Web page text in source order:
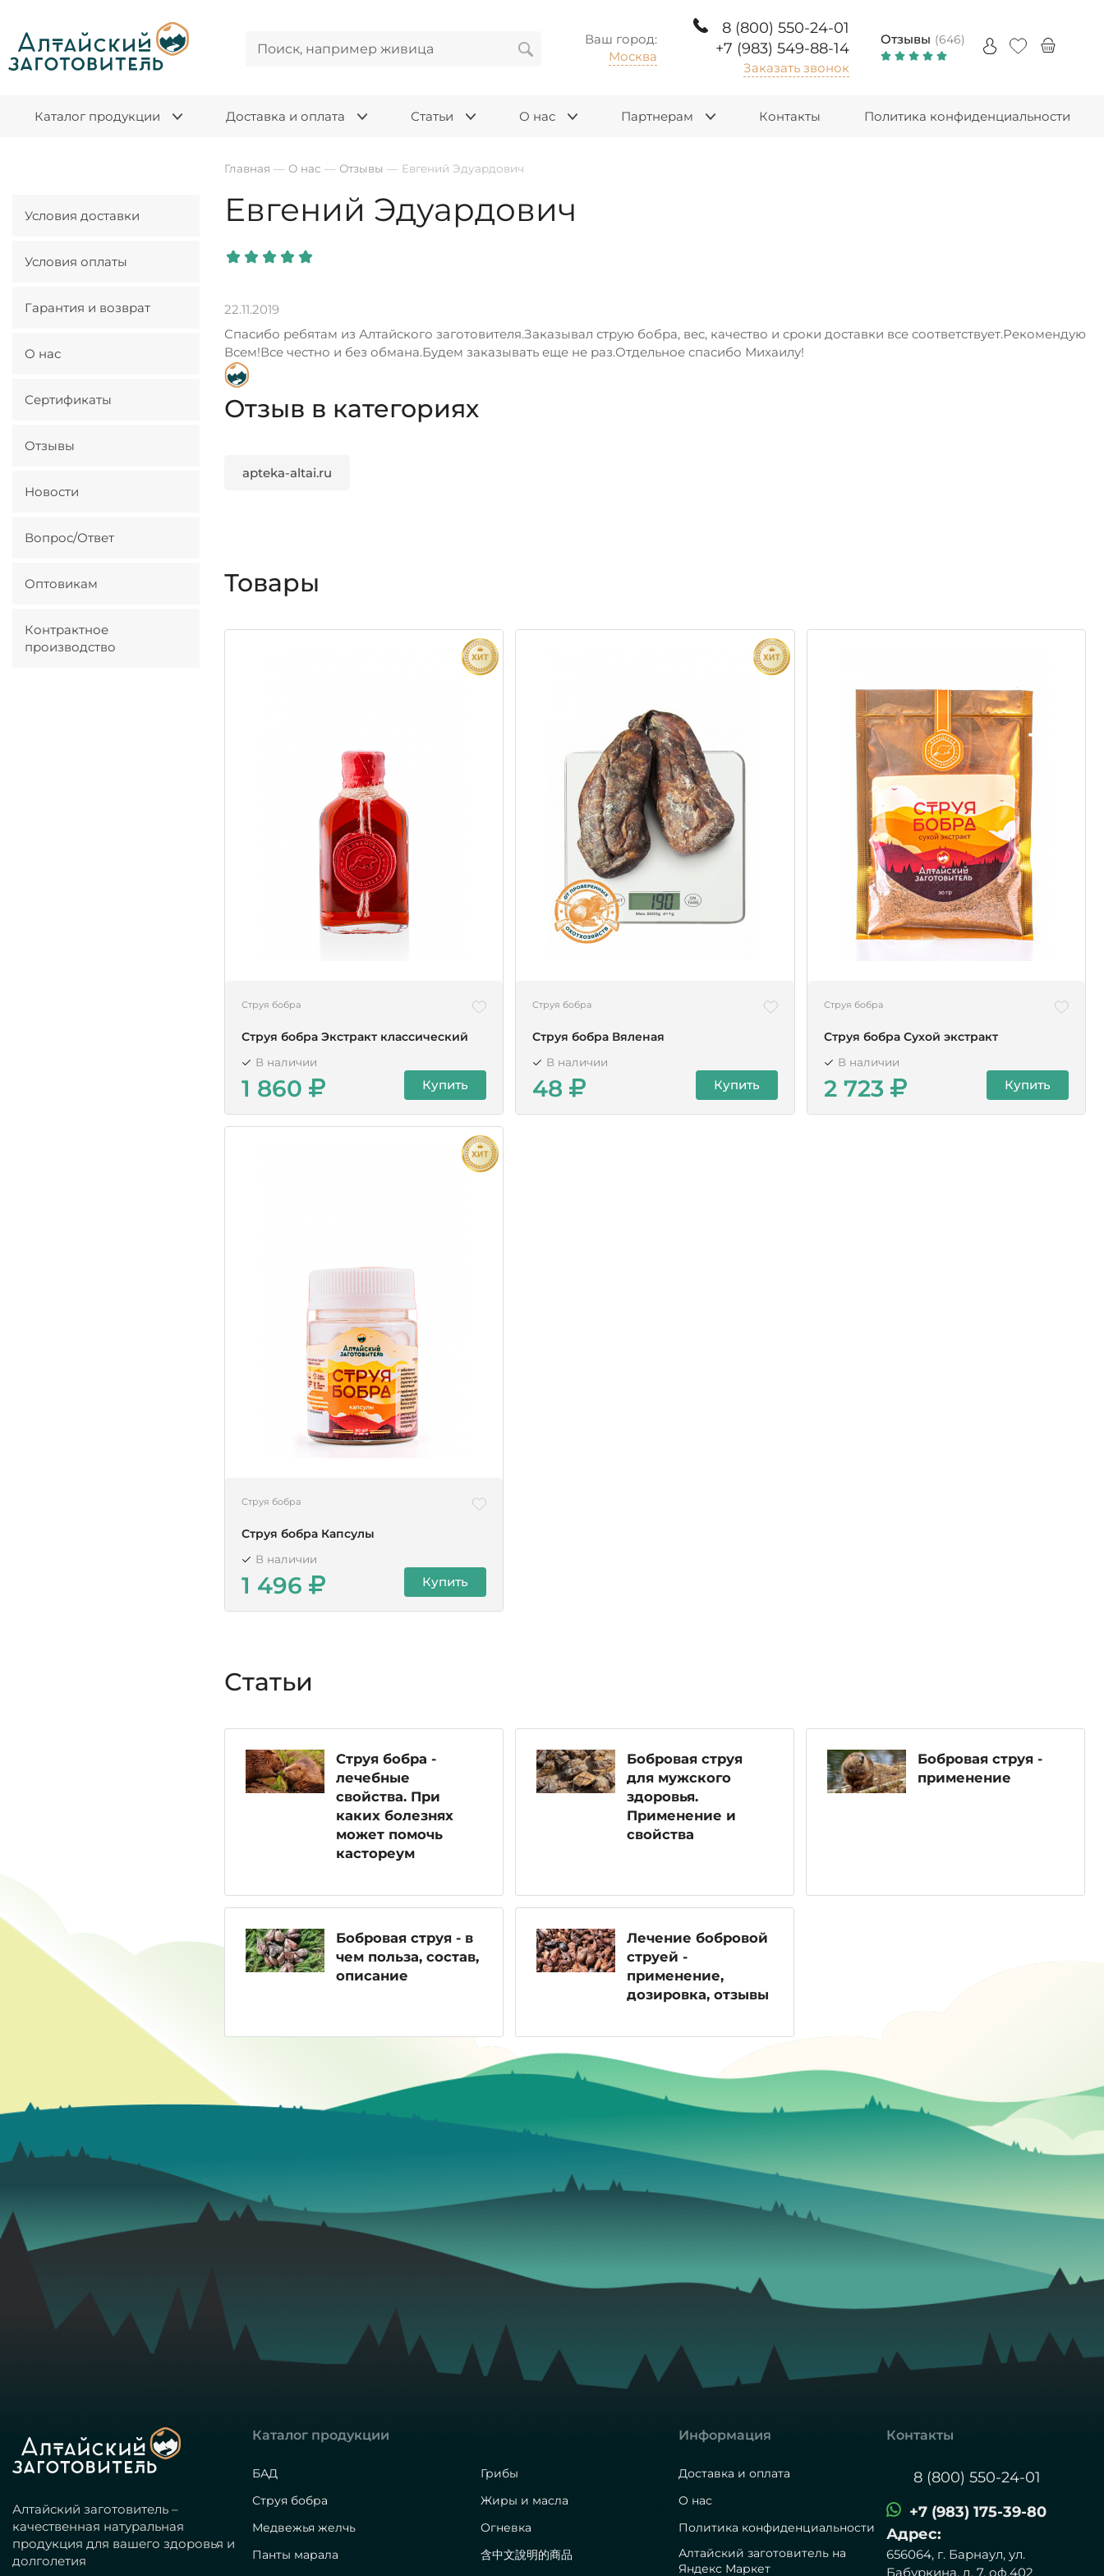
Ваш город:
Москва
8 (800) 550-24-01
+7 (983) 549-88-14
Заказать звонок
Отзывы (646)
Каталог продукции Доставка и оплата Статьи О нас Партнерам Контакты Политика конфиденциальности
Условия доставки
Условия оплаты
Гарантия и возврат
О нас
Сертификаты
Отзывы
Новости
Вопрос/Ответ
Оптовикам
Контрактное
производство
Главная — О нас — Отзывы — Евгений Эдуардович
Евгений Эдуардович
22.11.2019
Спасибо ребятам из Алтайского заготовителя.Заказывал струю бобра, вес, качество и сроки доставки все соответствует.Рекомендую
Всем!Все честно и без обмана.Будем заказывать еще не раз.Отдельное спасибо Михаилу!
Отзыв в категориях
apteka-altai.ru
Товары
Струя бобра
Струя бобра Экстракт классический
В наличии
1 860 Купить
Струя бобра
Струя бобра Вяленая
В наличии
48 Купить
Струя бобра
Струя бобра Сухой экстракт
В наличии
2 723 Купить
Струя бобра
Струя бобра Капсулы
В наличии
1 496 Купить
Статьи
Струя бобра -
лечебные
свойства. При
каких болезнях
может помочь
кастореум
Бобровая струя
для мужского
здоровья.
Применение и
свойства
Бобровая струя -
применение
Бобровая струя - в
чем польза, состав,
описание
Лечение бобровой
струей -
применение,
дозировка, отзывы
Алтайский заготовитель –
качественная натуральная
продукция для вашего здоровья и
долголетия
Каталог продукции
БАД
Струя бобра
Медвежья желчь
Панты марала
Грибы
Жиры и масла
Огневка
含中文說明的商品
Информация
Доставка и оплата
О нас
Политика конфиденциальности
Алтайский заготовитель на
Яндекс Маркет
Контакты
8 (800) 550-24-01
+7 (983) 175-39-80
Адрес:
656064, г. Барнаул, ул.
Бабуркина, д. 7, оф.402